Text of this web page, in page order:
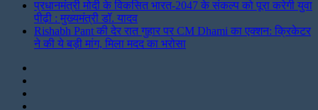
प्रधानमंत्री मोदी के विकसित भारत-2047 के संकल्प को पूरा करेगी युवा
पीढ़ी : मुख्यमंत्री डॉ. यादव
Rishabh Pant की देर रात गुहार पर CM Dhami का एक्शन: क्रिकेटर
ने की ये बड़ी मांग, मिला मदद का भरोसा